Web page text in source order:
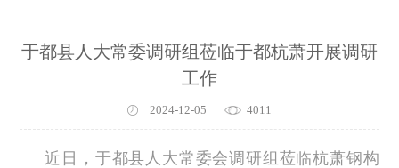
于都县人大常委调研组莅临于都杭萧开展调研
工作
2024-12-05 4011
近日，于都县人大常委会调研组莅临杭萧钢构